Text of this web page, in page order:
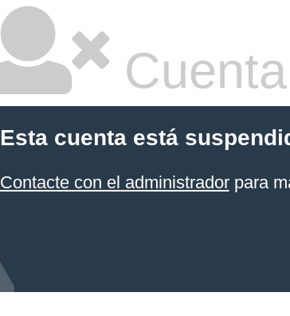
Esta cuenta está
Contacte con el administradorpara